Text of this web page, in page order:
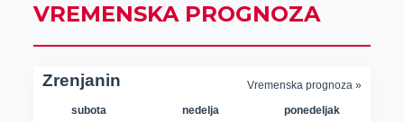
VREMENSKA PROGNOZA